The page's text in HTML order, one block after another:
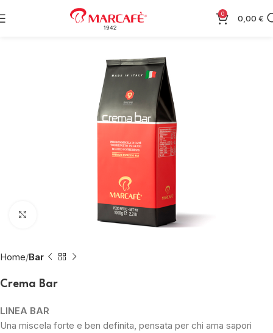
0 0,00 €
Fai clic per ingrandire
Home Bar
Crema Bar
LINEA BAR
Una miscela forte e ben definita, pensata per chi ama sapori